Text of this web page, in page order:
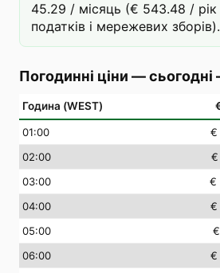
45.29 / місяць (€ 543.48 /
податків і мережевих зборів).
Погодинні ціни — сьогодні
Година (WEST)
01:00 €
02:00 €
03:00 €
04:00 €
05:00
06:00 €